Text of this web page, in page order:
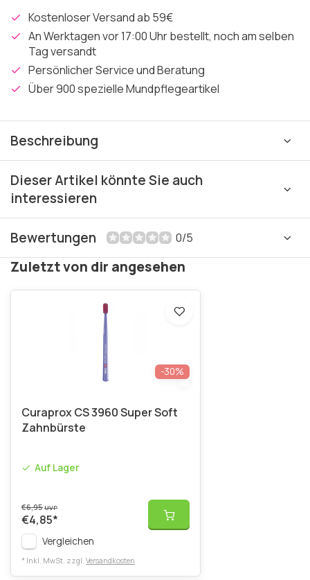
Kostenloser Versand ab 59€
An Werktagen vor 17:00 Uhr bestellt, noch am selben
Tag versandt
Persönlicher Service und Beratung
Über 900 spezielle Mundpflegeartikel
Beschreibung
Dieser Artikel könnte Sie auch
interessieren
Bewertungen 0/5
Zuletzt von dir angesehen
-30%
Curaprox CS 3960 Super Soft
Zahnbürste
Auf Lager
€6,95UVP
€4,85*
Vergleichen
* Inkl. MwSt. zzgl. Versandkosten